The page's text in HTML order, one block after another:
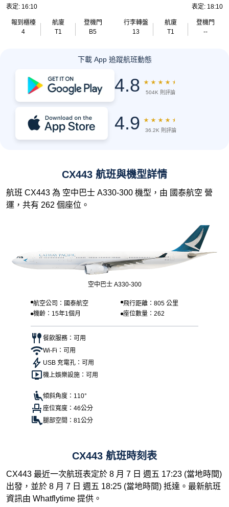
表定: 16:10
報到櫃檯
4
航廈
T1
登機門
B5
表定: 18:10
行李轉盤
13
航廈
T1
登機門
--
下載 App 追蹤航班動態
4.8 ★ ★ ★ ★ ★
504K 則評論
4.9 ★ ★ ★ ★ ★
36.2K 則評論
CX443 航班與機型詳情
航班 CX443 為 空中巴士 A330-300 機型，由 國泰航空 營
運，共有 262 個座位。
空中巴士 A330-300
航空公司：國泰航空
飛行距離：805 公里
機齡：15年1個月
座位數量：262
餐飲服務：可用
Wi-Fi：可用
USB 充電孔：可用
機上娛樂設施：可用
傾斜角度：110°
座位寬度：46公分
腿部空間：81公分
CX443 航班時刻表
CX443 最近一次航班表定於 8 月 7 日 週五 17:23 (當地時間)
出發，並於 8 月 7 日 週五 18:25 (當地時間) 抵達。最新航班
資訊由 Whatflytime 提供。